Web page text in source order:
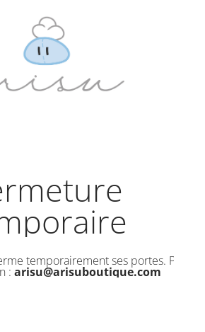
temporairement ses portes. Pour
: arisu@arisuboutique.com